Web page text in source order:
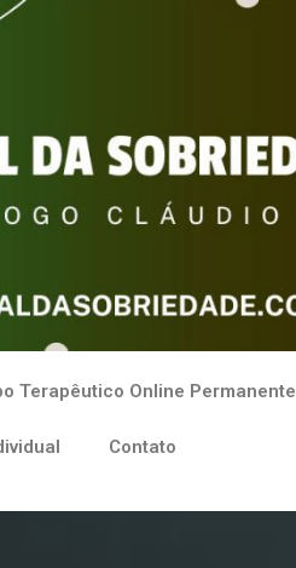
Terapêutico Online Permanente
Contato